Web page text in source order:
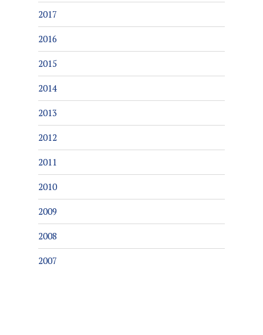
2017
2016
2015
2014
2013
2012
2011
2010
2009
2008
2007